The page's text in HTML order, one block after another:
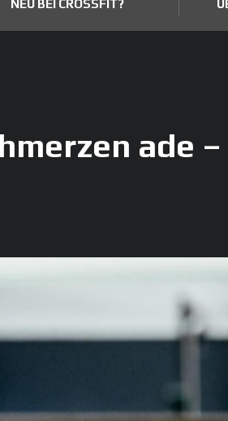
NEU BEI CROSSFIT?
ade